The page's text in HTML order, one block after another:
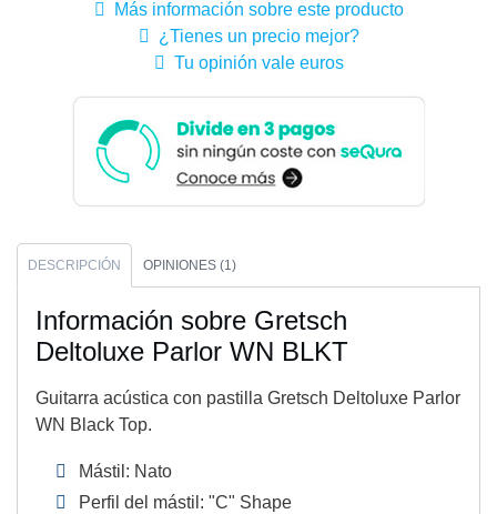
Más información sobre este producto
¿Tienes un precio mejor?
Tu opinión vale euros
DESCRIPCIÓN OPINIONES (1)
Información sobre Gretsch
Deltoluxe Parlor WN BLKT
Guitarra acústica con pastilla Gretsch Deltoluxe Parlor
WN Black Top.
Mástil: Nato
Perfil del mástil: "C" Shape